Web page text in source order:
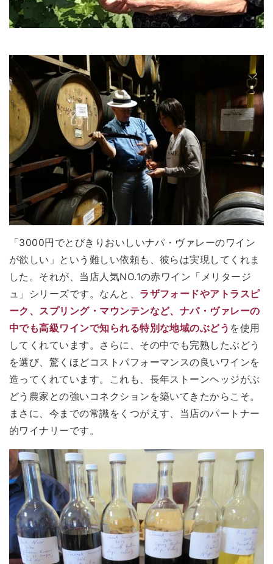
「3000円でとびきりおいしいナパ・ヴァレーのワイン
が欲しい」という難しい依頼も、彼らは実現してくれま
した。それが、当店人気NO.1の赤ワイン「メリタージ
ュ」シリーズです。なんと、 ラザフォードやアトラスピ
ーク、スプリング・マウンテンなど、ナパ・ヴァレーの
中でも高級ワインで知られる特別な地域のぶどう を使用
してくれています。さらに、その中でも完熟したぶどう
を選び、驚くほどコストパフォーマンスの良いワインを
造ってくれています。これも、長年ストーンヘッジがぶ
どう農家との強いコネクションを築いてきたからこそ。
まさに、今までの常識をくつがえす、当店のパートナー
的ワイナリーです。